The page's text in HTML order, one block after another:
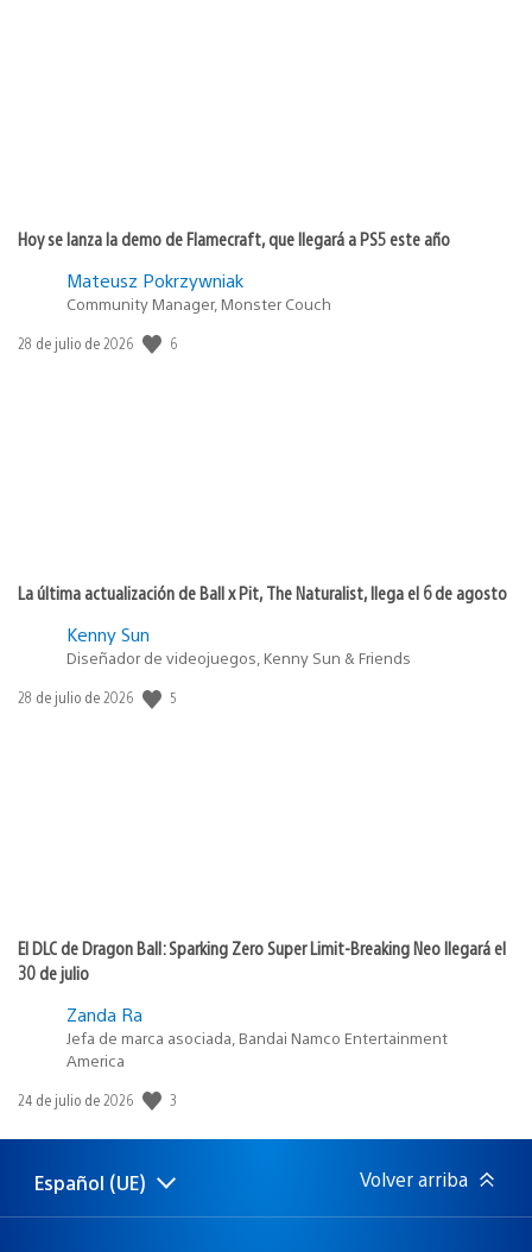
Hoy se lanza la demo de Flamecraft, que llegará a PS5 este año
Mateusz Pokrzywniak
Community Manager, Monster Couch
Fecha
28 de julio de 2026 6
La última actualización de Ball x Pit, The Naturalist, llega el 6 de agosto
Kenny Sun
Diseñador de videojuegos, Kenny Sun & Friends
Fecha
28 de julio de 2026 5
El DLC de Dragon Ball: Sparking Zero Super Limit-Breaking Neo llegará el
30 de julio
Zanda Ra
Jefa de marca asociada, Bandai Namco Entertainment
America
Fecha
publicación:
24 de julio de 2026 3
Selecciona
Región
Español (UE) Volver arriba